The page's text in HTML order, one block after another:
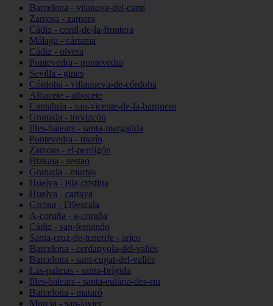
Barcelona - vilanova-del-camí
Zamora - zamora
Cádiz - conil-de-la-frontera
Málaga - cártama
Cádiz - olvera
Pontevedra - pontevedra
Sevilla - gines
Córdoba - villanueva-de-córdoba
Albacete - albacete
Cantabria - san-vicente-de-la-barquera
Granada - torvizcón
Illes-balears - santa-margalida
Pontevedra - marín
Zamora - el-perdigón
Bizkaia - sestao
Granada - murtas
Huelva - isla-cristina
Huelva - cartaya
Girona - l39escala
A-coruña - a-coruña
Cádiz - san-fernando
Santa-cruz-de-tenerife - arico
Barcelona - cerdanyola-del-vallès
Barcelona - sant-cugat-del-vallès
Las-palmas - santa-brígida
Illes-balears - santa-eulària-des-riu
Barcelona - mataró
Murcia - san-javier